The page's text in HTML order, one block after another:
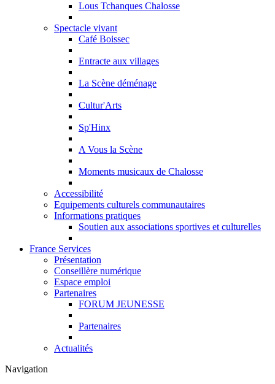
Lous Tchanques Chalosse
Spectacle vivant
Café Boissec
Entracte aux villages
La Scène déménage
Cultur'Arts
Sp'Hinx
A Vous la Scène
Moments musicaux de Chalosse
Accessibilité
Equipements culturels communautaires
Informations pratiques
Soutien aux associations sportives et culturelles
France Services
Présentation
Conseillère numérique
Espace emploi
Partenaires
FORUM JEUNESSE
Partenaires
Actualités
Navigation